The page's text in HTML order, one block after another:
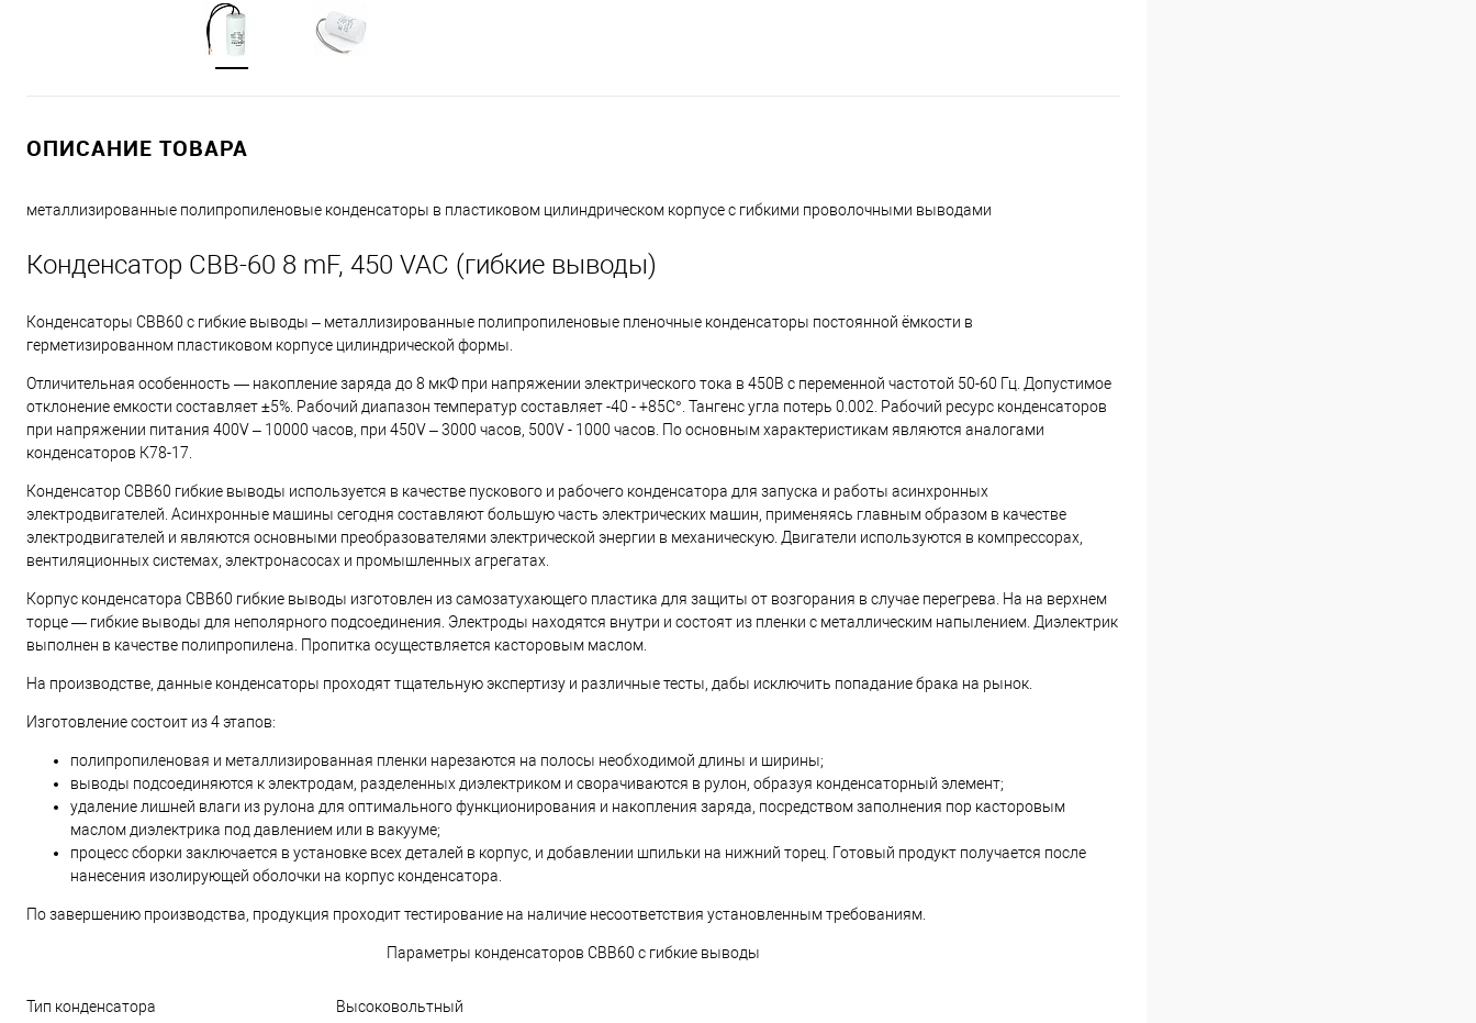
ОПИСАНИЕ ТОВАРА
металлизированные полипропиленовые конденсаторы в пластиковом цилиндрическом корпусе с гибкими проволочными выводами
Конденсатор CBB-60 8 mF, 450 VAC (гибкие выводы)
Конденсаторы СВВ60 с гибкие выводы – металлизированные полипропиленовые пленочные конденсаторы постоянной ёмкости в
герметизированном пластиковом корпусе цилиндрической формы.
Отличительная особенность — накопление заряда до 8 мкФ при напряжении электрического тока в 450В с переменной частотой 50-60 Гц. Допустимое
отклонение емкости составляет ±5%. Рабочий диапазон температур составляет -40 - +85С°. Тангенс угла потерь 0.002. Рабочий ресурс конденсаторов
при напряжении питания 400V – 10000 часов, при 450V – 3000 часов, 500V - 1000 часов. По основным характеристикам являются аналогами
конденсаторов К78-17.
Конденсатор СВВ60 гибкие выводы используется в качестве пускового и рабочего конденсатора для запуска и работы асинхронных
электродвигателей. Асинхронные машины сегодня составляют большую часть электрических машин, применяясь главным образом в качестве
электродвигателей и являются основными преобразователями электрической энергии в механическую. Двигатели используются в компрессорах,
вентиляционных системах, электронасосах и промышленных агрегатах.
Корпус конденсатора СВВ60 гибкие выводы изготовлен из самозатухающего пластика для защиты от возгорания в случае перегрева. На на верхнем
торце — гибкие выводы для неполярного подсоединения. Электроды находятся внутри и состоят из пленки с металлическим напылением. Диэлектрик
выполнен в качестве полипропилена. Пропитка осуществляется касторовым маслом.
На производстве, данные конденсаторы проходят тщательную экспертизу и различные тесты, дабы исключить попадание брака на рынок.
Изготовление состоит из 4 этапов:
полипропиленовая и металлизированная пленки нарезаются на полосы необходимой длины и ширины;
выводы подсоединяются к электродам, разделенных диэлектриком и сворачиваются в рулон, образуя конденсаторный элемент;
удаление лишней влаги из рулона для оптимального функционирования и накопления заряда, посредством заполнения пор касторовым
маслом диэлектрика под давлением или в вакууме;
процесс сборки заключается в установке всех деталей в корпус, и добавлении шпильки на нижний торец. Готовый продукт получается после
нанесения изолирующей оболочки на корпус конденсатора.
По завершению производства, продукция проходит тестирование на наличие несоответствия установленным требованиям.
Параметры конденсаторов СВВ60 с гибкие выводы
Тип конденсатора Высоковольтный